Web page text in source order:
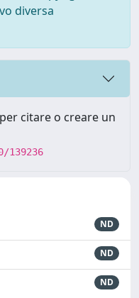
diversa
citare o creare un
ND
ND
ND